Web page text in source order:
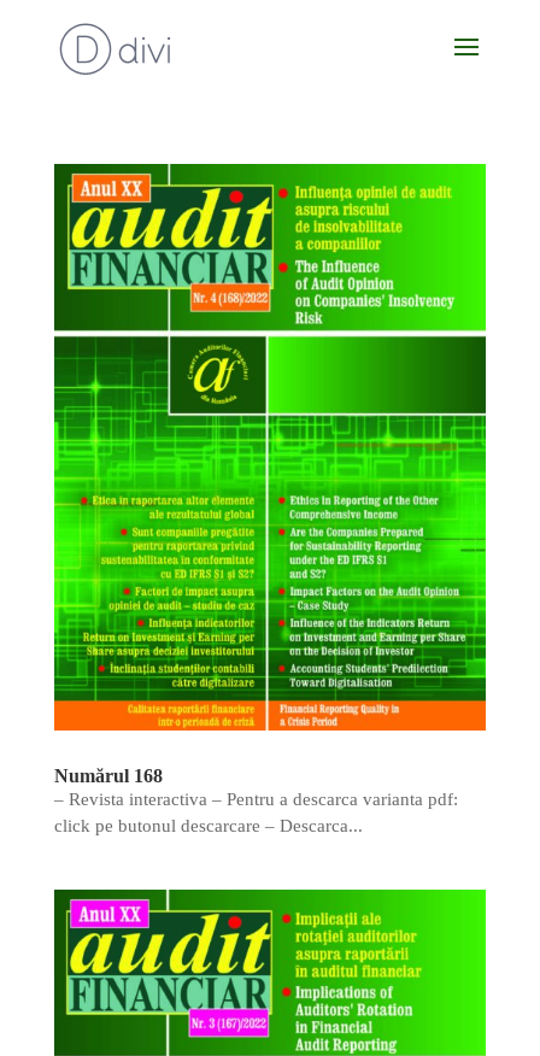
Numărul 168
– Revista interactiva – Pentru a descarca varianta pdf:
click pe butonul descarcare – Descarca...